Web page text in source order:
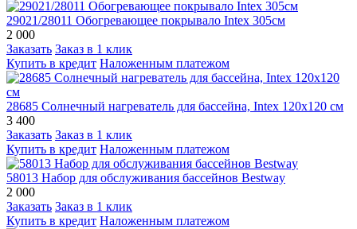
29021/28011 Обогревающее покрывало Intex 305см
2 000
Заказать Заказ в 1 клик
Купить в кредит Наложенным платежом
28685 Солнечный нагреватель для бассейна, Intex 120х120 см
3 400
Заказать Заказ в 1 клик
Купить в кредит Наложенным платежом
58013 Набор для обслуживания бассейнов Bestway
2 000
Заказать Заказ в 1 клик
Купить в кредит Наложенным платежом